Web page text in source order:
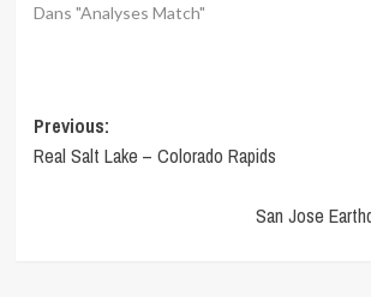
Dans "Analyses Match"
Post
navigation
Previous:
Real Salt Lake – Colorado Rapids
San Jose